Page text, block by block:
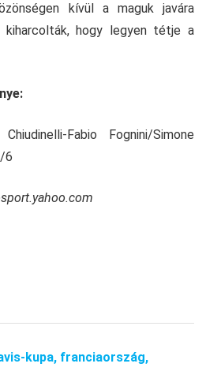
kívül a maguk javára
hogy legyen tétje a
Fabio Fognini/Simone
6
kupa, franciaország,